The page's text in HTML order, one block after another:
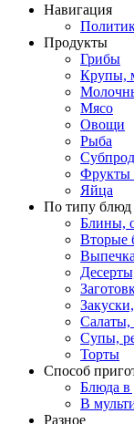
Навигация
Продукты
Грибы
Крупы,
Мясо
Овощи
Рыба
Фрукты
Яйца
По типу блюд
Блины,
Вторые
Салаты,
Супы,
Торты
Способ
Блюда в
В
Разное